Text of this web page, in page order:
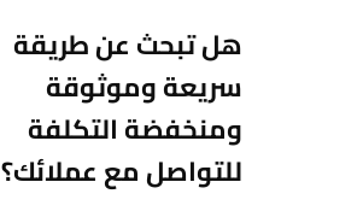
هل تبحث عن طريقة
سريعة وموثوقة
ومنخفضة التكلفة
للتواصل مع عملائك؟